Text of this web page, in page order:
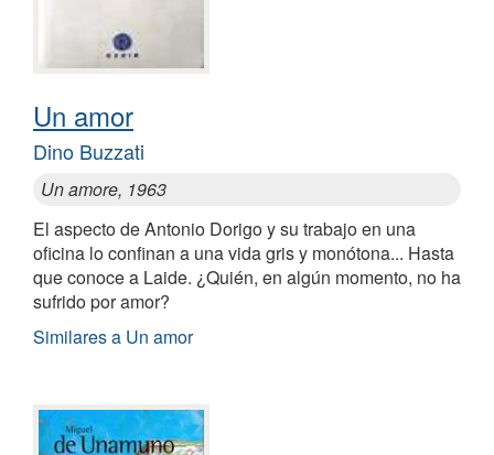
Un amor
Dino Buzzati
Un amore, 1963
El aspecto de Antonio Dorigo y su trabajo en una
oficina lo confinan a una vida gris y monótona... Hasta
que conoce a Laide. ¿Quién, en algún momento, no ha
sufrido por amor?
Similares a Un amor